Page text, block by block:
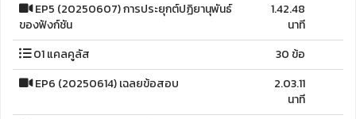
EP5 (20250607) การประยุกต์ปฏิยานุพันธ์
ของฟังก์ชัน
1.42.48
นาที
01 แคลคูลัส
30 ข้อ
EP6 (20250614) เฉลยข้อสอบ
2.03.11
นาที